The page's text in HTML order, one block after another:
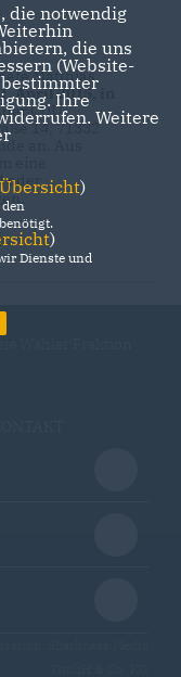
Matthias
April 2015, in
CDU-
14, 71332
an. Aus
eine
oder
die notwendig
die uns
(Website-
Ihre
Weitere
)
)
Dienste und